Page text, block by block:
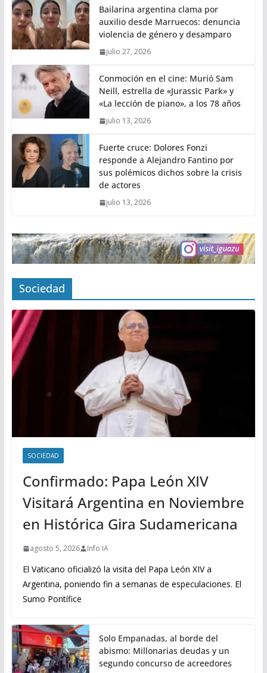
Bailarina argentina clama por
auxilio desde Marruecos: denuncia
violencia de género y desamparo
julio 27, 2026
Conmoción en el cine: Murió Sam
Neill, estrella de «Jurassic Park» y
«La lección de piano», a los 78 años
julio 13, 2026
Fuerte cruce: Dolores Fonzi
responde a Alejandro Fantino por
sus polémicos dichos sobre la crisis
de actores
julio 13, 2026
Sociedad
SOCIEDAD
Confirmado: Papa León XIV
Visitará Argentina en Noviembre
en Histórica Gira Sudamericana
agosto 5, 2026 Info IA
El Vaticano oficializó la visita del Papa León XIV a
Argentina, poniendo fin a semanas de especulaciones. El
Sumo Pontífice
Solo Empanadas, al borde del
abismo: Millonarias deudas y un
segundo concurso de acreedores